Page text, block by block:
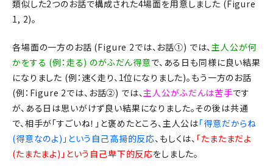
類似した2つのお話で構成された4場面を用意しました (Figure
1, 2)。
各場面の一方のお話 (Figure 2では、お話①) では、 主人公が何
かをする (例：走る) のがふだん得意で、ある日も同様に良い結果
になりました (例：速く走り、1位になりました)。もう一方のお話
(例：Figure 2では、お話②) では、 主人公がふだんは苦手です
が、ある日は思いがけず良い結果になりました。その後は共通
で、相手が「すごいね！」と褒めたところ、主人公は「得意だからね
(得意なのよ)」という自己高揚的反応、もしくは、 「たまたまだよ
(たまたまよ)」という自己卑下的反応をしました。